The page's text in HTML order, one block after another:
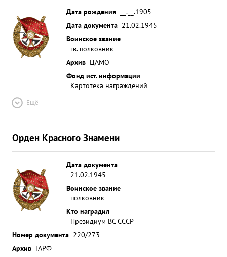
Дата рождения
__.__.1905
Дата документа 21.02.1945
Воинское звание
гв. полковник
Архив ЦАМО
Фонд ист. информации
Картотека награждений
Ещё
Орден Красного Знамени
Дата документа
21.02.1945
Воинское звание
полковник
Кто наградил
Президиум ВС СССР
Номер документа 220/273
Архив ГАРФ